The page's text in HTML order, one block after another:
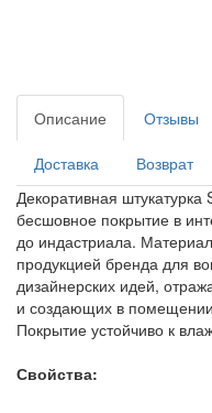
Описание Отзывы
Доставка
Возврат
Декоративная штукатурка
бесшовное покрытие в
до индастриала.
продукцией бренда для
дизайнерских идей,
и создающих в
Покрытие устойчиво к
Свойства: